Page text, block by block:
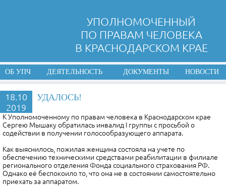
УПОЛНОМОЧЕННЫЙ
ПО ПРАВАМ ЧЕЛОВЕКА
В КРАСНОДАРСКОМ КРАЕ
ОБ УПЧ ДЕЯТЕЛЬНОСТЬ ДОКУМЕНТЫ НОВОСТИ
18.10
2019
УДАЛОСЬ!
К Уполномоченному по правам человека в Краснодарском крае
Сергею Мышаку обратилась инвалид I группы с просьбой о
содействии в получении голосообразующего аппарата.
Как выяснилось, пожилая женщина состояла на учете по
обеспечению техническими средствами реабилитации в филиале
регионального отделения Фонда социального страхования РФ.
Однако её беспокоило то, что она не в состоянии самостоятельно
приехать за аппаратом.